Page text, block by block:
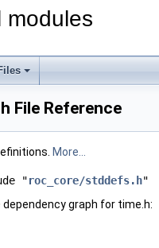
modules
File Reference
More...
"roc_core/stddefs.h"
dependency graph for time.h: